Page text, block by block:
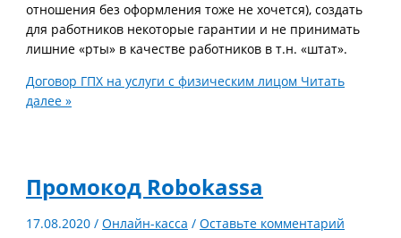
отношения без оформления тоже не хочется), создать
для работников некоторые гарантии и не принимать
лишние «рты» в качестве работников в т.н. «штат».
Договор ГПХ на услуги с физическим лицом Читать
далее »
Промокод Robokassa
17.08.2020/Онлайн-касса /Оставьте комментарий